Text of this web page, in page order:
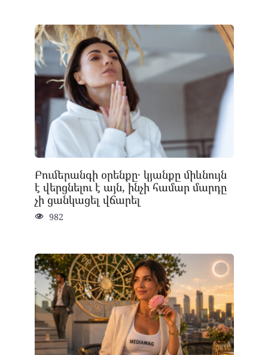
Բումերանգի օրենքը․ կյանքը միևնույն
է վերցնելու է այն, ինչի համար մարդը
չի ցանկացել վճարել
982